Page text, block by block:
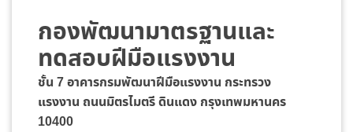
กองพัฒนามาตรฐานและ
ทดสอบฝีมือแรงงาน
ชั้น 7 อาคารกรมพัฒนาฝีมือแรงงาน กระทรวง
แรงงาน ถนนมิตรไมตรี ดินแดง กรุงเทพมหานคร
10400